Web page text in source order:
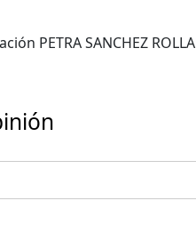
PETRA SANCHEZ